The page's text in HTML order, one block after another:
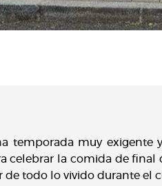
temporada muy exigente
celebrar la comida de final
todo lo vivido durante el